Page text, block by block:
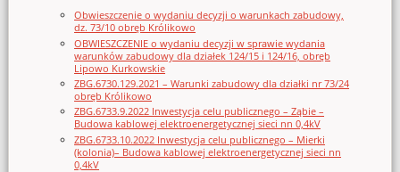
Obwieszczenie o wydaniu decyzji o warunkach zabudowy,
dz. 73/10 obręb Królikowo
OBWIESZCZENIE o wydaniu decyzji w sprawie wydania
warunków zabudowy dla działek 124/15 i 124/16, obręb
Lipowo Kurkowskie
ZBG.6730.129.2021 – Warunki zabudowy dla działki nr 73/24
obręb Królikowo
ZBG.6733.9.2022 Inwestycja celu publicznego – Ząbie –
Budowa kablowej elektroenergetycznej sieci nn 0,4kV
ZBG.6733.10.2022 Inwestycja celu publicznego – Mierki
(kolonia)– Budowa kablowej elektroenergetycznej sieci nn
0,4kV